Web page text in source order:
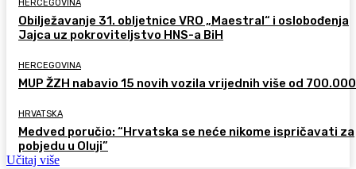
HERCEGOVINA
Obilježavanje 31. obljetnice VRO „Maestral“ i oslobođenja
Jajca uz pokroviteljstvo HNS-a BiH
HERCEGOVINA
MUP ŽZH nabavio 15 novih vozila vrijednih više od 700.000
HRVATSKA
Medved poručio: “Hrvatska se neće nikome ispričavati za
pobjedu u Oluji”
Učitaj više